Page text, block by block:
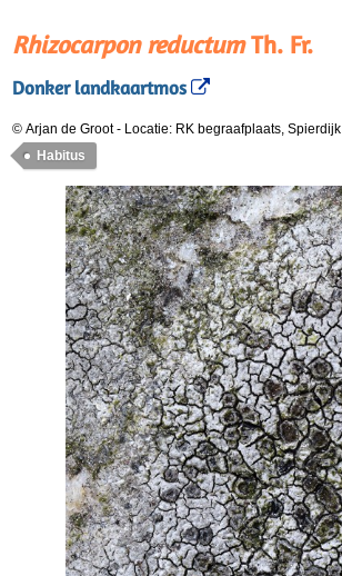
Rhizocarpon reductumTh. Fr.
Donker landkaartmos
© Arjan de Groot- Locatie: RK begraafplaats, Spierdijk
Habitus